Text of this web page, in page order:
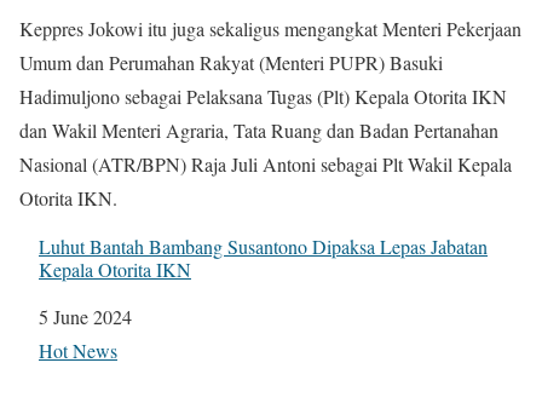
Keppres Jokowi itu juga sekaligus mengangkat Menteri Pekerjaan
Umum dan Perumahan Rakyat (Menteri PUPR) Basuki
Hadimuljono sebagai Pelaksana Tugas (Plt) Kepala Otorita IKN
dan Wakil Menteri Agraria, Tata Ruang dan Badan Pertanahan
Nasional (ATR/BPN) Raja Juli Antoni sebagai Plt Wakil Kepala
Otorita IKN.
Luhut Bantah Bambang Susantono Dipaksa Lepas Jabatan
Kepala Otorita IKN
Date
5 June 2024
In relation to
Hot News